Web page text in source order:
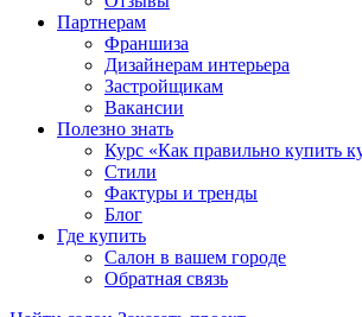
Партнерам
Франшиза
Дизайнерам интерьера
Застройщикам
Вакансии
Полезно знать
Курс «Как правильно купить
Cтили
Фактуры и тренды
Блог
Где купить
Салон в вашем городе
Обратная связь